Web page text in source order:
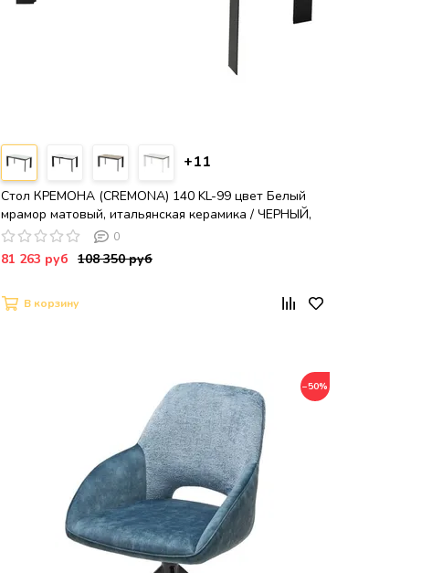
+11
Стол КРЕМОНА (CREMONA) 140 KL-99 цвет Белый
мрамор матовый, итальянская керамика / ЧЕРНЫЙ,
®DISAUR
0
81 263 руб 108 350 руб
В корзину
−50%